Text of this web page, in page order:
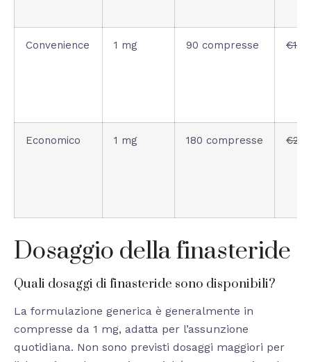
Convenience 1 mg 90 compresse
Economico 1 mg 180 compresse
Dosaggio della finasteride
Quali dosaggi di finasteride sono disponibili?
La formulazione generica è generalmente in
compresse da 1 mg, adatta per l’assunzione
quotidiana. Non sono previsti dosaggi maggiori per